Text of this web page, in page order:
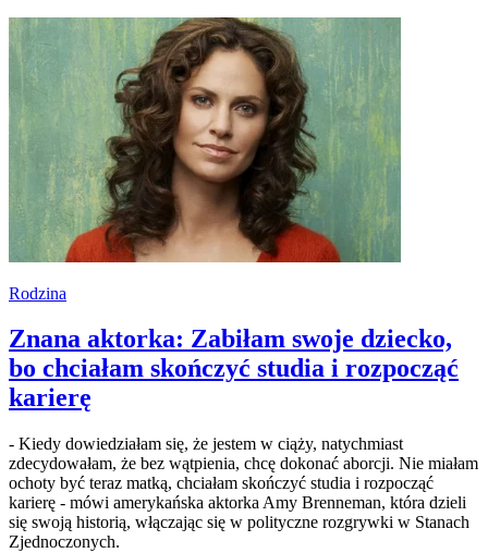
Rodzina
Znana aktorka: Zabiłam swoje dziecko,
bo chciałam skończyć studia i rozpocząć
karierę
- Kiedy dowiedziałam się, że jestem w ciąży, natychmiast
zdecydowałam, że bez wątpienia, chcę dokonać aborcji. Nie miałam
ochoty być teraz matką, chciałam skończyć studia i rozpocząć
karierę - mówi amerykańska aktorka Amy Brenneman, która dzieli
się swoją historią, włączając się w polityczne rozgrywki w Stanach
Zjednoczonych.